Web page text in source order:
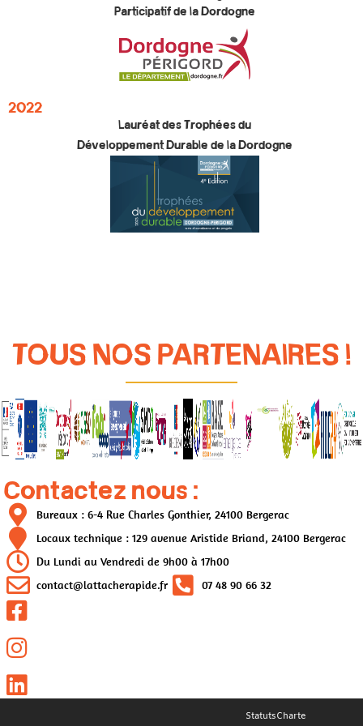
Participatif de la Dordogne
2022
Lauréat des Trophées du
Développement Durable de la Dordogne
TOUS NOS PARTENAIRES !
Contactez nous :
Bureaux : 6-4 Rue Charles Gonthier, 24100 Bergerac
Locaux technique : 129 avenue Aristide Briand, 24100 Bergerac
Du Lundi au Vendredi de 9h00 à 17h00
contact@lattacherapide.fr
07 48 90 66 32
StatutsCharte